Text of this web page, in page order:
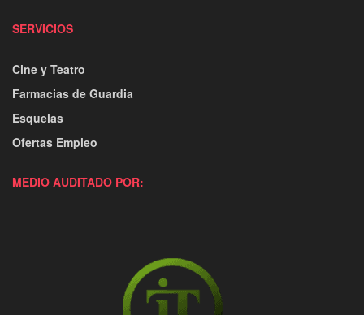
SERVICIOS
Cine y Teatro
Farmacias de Guardia
Esquelas
Ofertas Empleo
MEDIO AUDITADO POR: